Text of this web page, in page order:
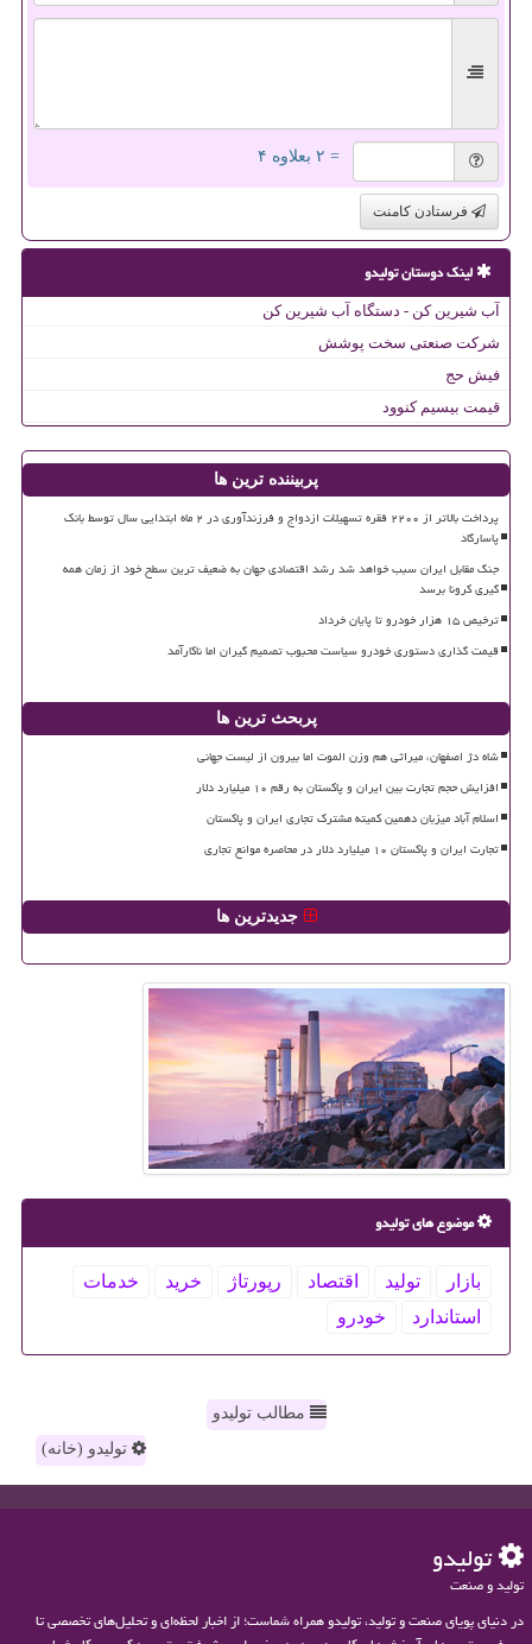
= ۲ بعلاوه ۴
فرستادن کامنت
لینک دوستان تولیدو
آب شیرین کن - دستگاه آب شیرین کن
شرکت صنعتی سخت پوشش
فیش حج
قیمت بیسیم کنوود
پربیننده ترین ها
پرداخت بالاتر از ۲۲۰۰ فقره تسهیلات ازدواج و فرزندآوری در ۲ ماه ابتدایی سال توسط بانک
پاسارگاد
جنگ مقابل ایران سبب خواهد شد رشد اقتصادی جهان به ضعیف ترین سطح خود از زمان همه
گیری کرونا برسد
ترخیص ۱۵ هزار خودرو تا پایان خرداد
قیمت گذاری دستوری خودرو سیاست محبوب تصمیم گیران اما ناکارآمد
پربحث ترین ها
شاه دژ اصفهان، میراثی هم وزن الموت اما بیرون از لیست جهانی
افزایش حجم تجارت بین ایران و پاکستان به رقم ۱۰ میلیارد دلار
اسلام آباد میزبان دهمین کمیته مشترک تجاری ایران و پاکستان
تجارت ایران و پاکستان ۱۰ میلیارد دلار در محاصره موانع تجاری
جدیدترین ها
موضوع های تولیدو
بازار تولید اقتصاد رپورتاژ خرید
خدمات
استاندارد
خودرو
مطالب تولیدو
تولیدو (خانه)
تولیدو
تولید و صنعت
در دنیای پویای صنعت و تولید، تولیدو همراه شماست؛ از اخبار لحظه‌ای و تحلیل‌های تخصصی تا